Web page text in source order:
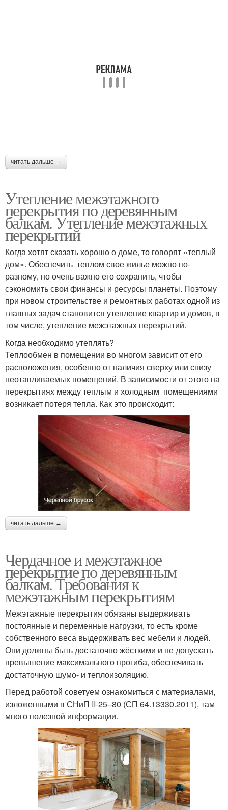
Перекрытие из дерева Деревянное перекрытие
Перекрытие в
деревянном доме
Перекрытия в
брусовом доме
конструкции
Сборные перекрытия
Перекрытия из
стандартных плит
Перекрытие между
этажами
Перекрытия в сталинке
Квартиры с
деревянными
перекрытиями
Перекрытия в
многоквартирном доме
деревянными
перекрытиями
Цельное перекрытие
Перекрытие для стен
сооружения
Перекрытия в
газобетонном доме
Перекрытия по балкам
Перекрытия с
использованием
доме
Перекрытия по
материалу
Брус для перекрытия
читать дальше →
Утепление межэтажного
перекрытия по деревянным
балкам. Утепление межэтажных
перекрытий
Когда хотят сказать хорошо о доме, то говорят «теплый
дом». Обеспечить теплом свое жилье можно по-
разному, но очень важно его сохранить, чтобы
сэкономить свои финансы и ресурсы планеты. Поэтому
при новом строительстве и ремонтных работах одной из
главных задач становится утепление квартир и домов, в
том числе, утепление межэтажных перекрытий.
Когда необходимо утеплять?
Теплообмен в помещении во многом зависит от его
расположения, особенно от наличия сверху или снизу
неотапливаемых помещений. В зависимости от этого на
перекрытиях между теплым и холодным помещениями
возникает потеря тепла. Как это происходит:
читать дальше →
Чердачное и межэтажное
перекрытие по деревянным
балкам. Требования к
межэтажным перекрытиям
Межэтажные перекрытия обязаны выдерживать
постоянные и переменные нагрузки, то есть кроме
собственного веса выдерживать вес мебели и людей.
Они должны быть достаточно жёсткими и не допускать
превышение максимального прогиба, обеспечивать
достаточную шумо- и теплоизоляцию.
Перед работой советуем ознакомиться с материалами,
изложенными в СНиП II-25–80 (СП 64.13330.2011), там
много полезной информации.